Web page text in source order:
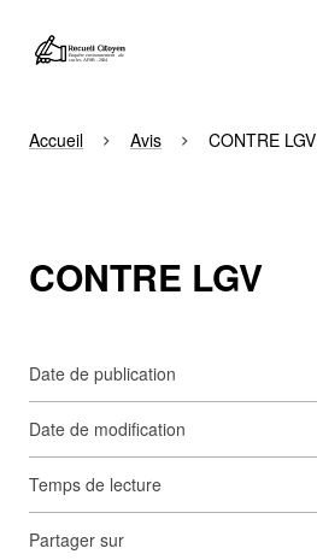
Accueil Avis CONTRE LGV
CONTRE LGV
Date de publication
Date de modification
Temps de lecture
Partager sur